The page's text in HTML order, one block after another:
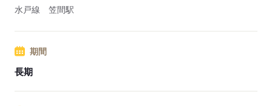
水戸線 笠間駅
期間
長期